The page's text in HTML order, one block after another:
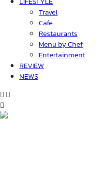
Travel
Cafe
Restaurants
Menu by Chef
Entertainment
REVIEW
NEWS